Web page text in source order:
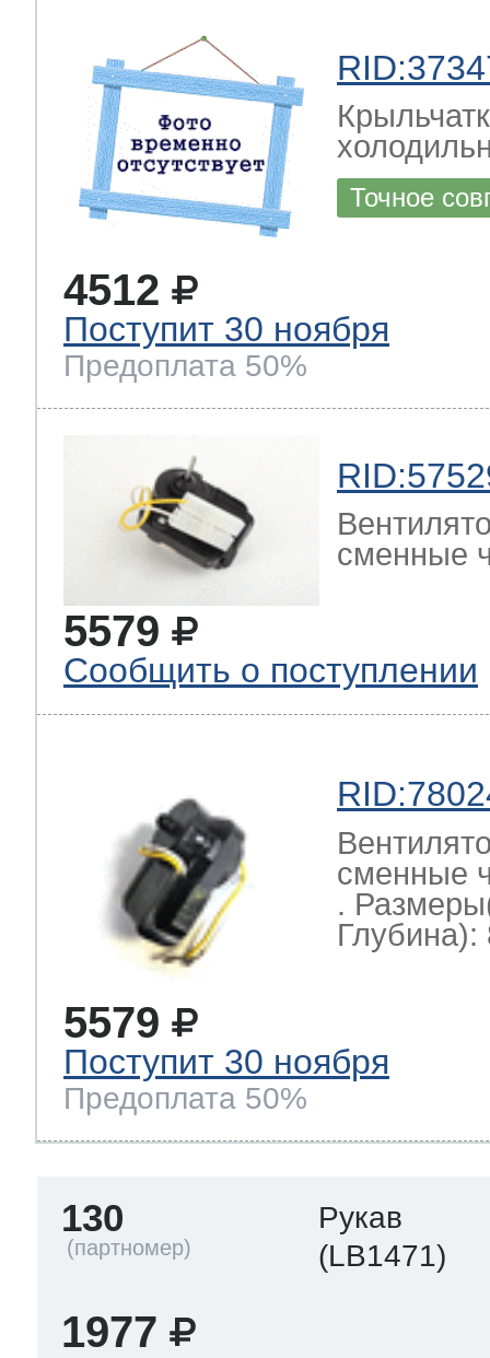
Точное
4512
Поступит 30 ноября
Предоплата 50%
сменные
5579
Сообщить о поступлении
сменные
.
Глубина):
5579
Поступит 30 ноября
Предоплата 50%
130
Рукав
(LB1471)
1977